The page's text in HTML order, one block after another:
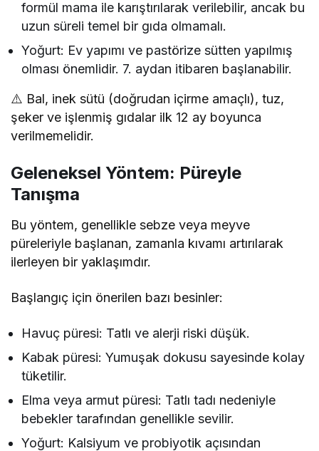
formül mama ile karıştırılarak verilebilir, ancak bu
uzun süreli temel bir gıda olmamalı.
Yoğurt: Ev yapımı ve pastörize sütten yapılmış
olması önemlidir. 7. aydan itibaren başlanabilir.
⚠️ Bal, inek sütü (doğrudan içirme amaçlı), tuz,
şeker ve işlenmiş gıdalar ilk 12 ay boyunca
verilmemelidir.
Geleneksel Yöntem: Püreyle
Tanışma
Bu yöntem, genellikle sebze veya meyve
püreleriyle başlanan, zamanla kıvamı artırılarak
ilerleyen bir yaklaşımdır.
Başlangıç için önerilen bazı besinler:
Havuç püresi: Tatlı ve alerji riski düşük.
Kabak püresi: Yumuşak dokusu sayesinde kolay
tüketilir.
Elma veya armut püresi: Tatlı tadı nedeniyle
bebekler tarafından genellikle sevilir.
Yoğurt: Kalsiyum ve probiyotik açısından